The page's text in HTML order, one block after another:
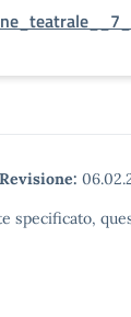
Revisione:
specificato,